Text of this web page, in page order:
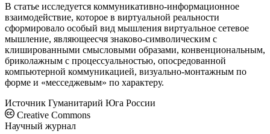
В статье исследуется коммуникативно-информационное
взаимодействие, которое в виртуальной реальности
сформировало особый вид мышления виртуальное сетевое
мышление, являющеесчя знаково-символическим с
клишированными смысловыми образами, конвенциональным,
бриколажным с процессуальностью, опосредованной
компьютерной коммуникацией, визуально-монтажным по
форме и «месседжевым» по характеру.
Источник Гуманитарий Юга России
Creative Commons
Научный журнал